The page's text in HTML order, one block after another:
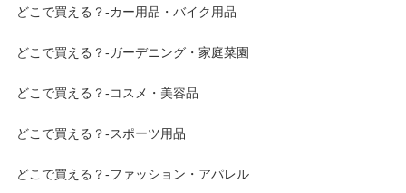
どこで買える？-カー用品・バイク用品
どこで買える？-ガーデニング・家庭菜園
どこで買える？-コスメ・美容品
どこで買える？-スポーツ用品
どこで買える？-ファッション・アパレル